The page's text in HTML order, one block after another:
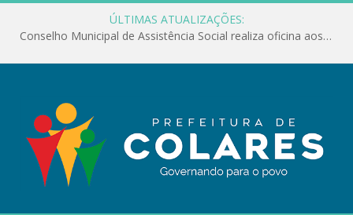
ÚLTIMAS ATUALIZAÇÕES:
Conselho Municipal de Assistência Social realiza oficina aos servidores